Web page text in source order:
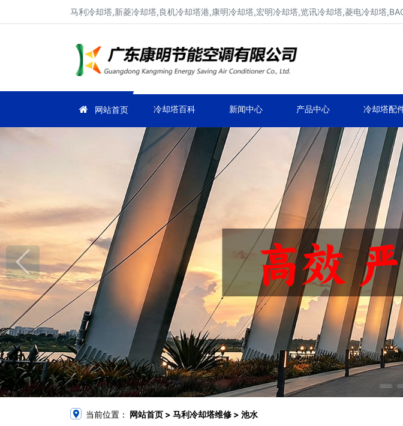
马利冷却塔,新菱冷却塔,良机冷却塔港,康明冷却塔,宏明冷却塔,览讯冷却塔,菱电冷却塔
网站首页 冷却塔百科 新闻中心 产品中心 冷却塔配
当前位置： 网站首页 > 马利冷却塔维修 > 池水